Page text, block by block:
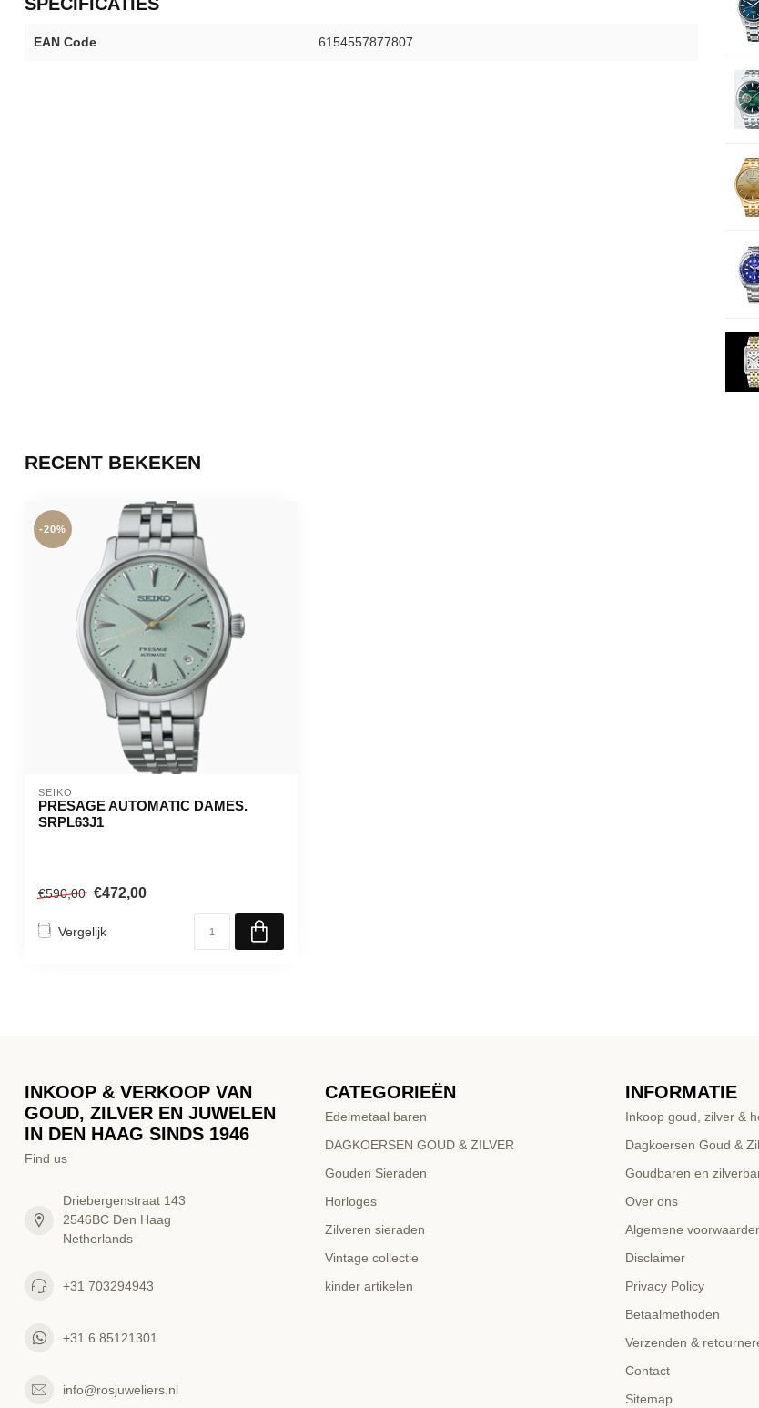
EAN Code 6154557877807
RECENT BEKEKEN
-20%
SEIKO
PRESAGE AUTOMATIC DAMES.
SRPL63J1
€590,00 €472,00
Vergelijk
INKOOP & VERKOOP VAN
GOUD, ZILVER EN JUWELEN
IN DEN HAAG SINDS 1946
Find us
Driebergenstraat 143
2546BC Den Haag
Netherlands
+31 703294943
+31 6 85121301
info@rosjuweliers.nl
CATEGORIEËN
Edelmetaal baren
DAGKOERSEN GOUD & ZILVER
Gouden Sieraden
Horloges
Zilveren sieraden
Vintage collectie
kinder artikelen
INFORMATIE
Inkoop goud, zilver &
Dagkoersen Goud &
Goudbaren en
Over ons
Algemene
Disclaimer
Privacy Policy
Betaalmethoden
Verzenden &
Contact
Sitemap